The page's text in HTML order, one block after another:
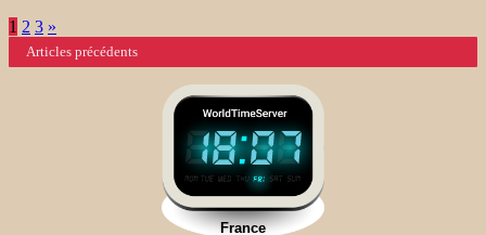
Navigation
des
1 2 3 »
Articles précédents